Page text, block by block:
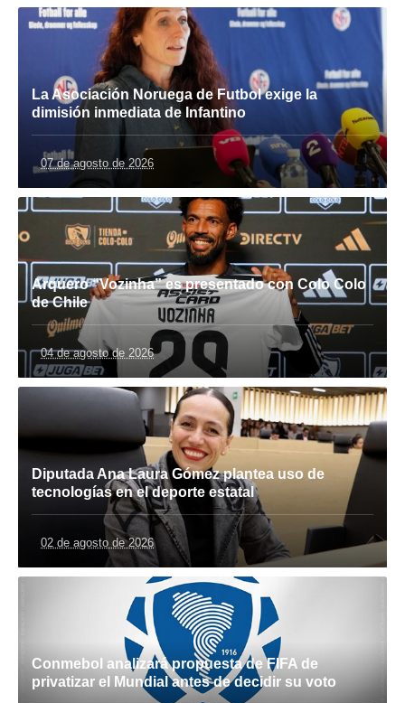
La Asociación Noruega de Futbol exige la
dimisión inmediata de Infantino
07 de agosto de 2026
Arquero “Vozinha” es presentado con Colo Colo
de Chile
04 de agosto de 2026
Diputada Ana Laura Gómez plantea uso de
tecnologías en el deporte estatal
02 de agosto de 2026
Conmebol analizará propuesta de FIFA de
privatizar el Mundial antes de decidir su voto